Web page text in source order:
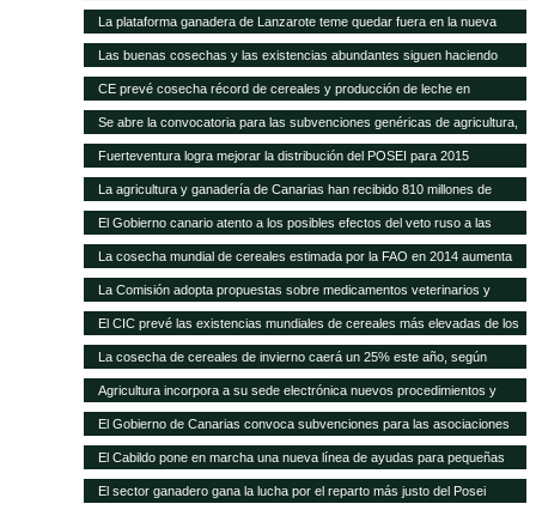
La plataforma ganadera de Lanzarote teme quedar fuera en la nueva
revisión del Posei
Las buenas cosechas y las existencias abundantes siguen haciendo
bajar los precios internacionales de los alimentos
CE prevé cosecha récord de cereales y producción de leche en
próximos meses
Se abre la convocatoria para las subvenciones genéricas de agricultura,
ganadería y pesca
Fuerteventura logra mejorar la distribución del POSEI para 2015
La agricultura y ganadería de Canarias han recibido 810 millones de
euros en ayudas del POSEI esta legislatura
El Gobierno canario atento a los posibles efectos del veto ruso a las
importaciones de la UE
La cosecha mundial de cereales estimada por la FAO en 2014 aumenta
en 14 Mt
La Comisión adopta propuestas sobre medicamentos veterinarios y
piensos medicamentosos
El CIC prevé las existencias mundiales de cereales más elevadas de los
15 años
La cosecha de cereales de invierno caerá un 25% este año, según
Agricultura
Agricultura incorpora a su sede electrónica nuevos procedimientos y
servicios on line
El Gobierno de Canarias convoca subvenciones para las asociaciones
agrarias
El Cabildo pone en marcha una nueva línea de ayudas para pequeñas
queserías con 100.000 euros
El sector ganadero gana la lucha por el reparto más justo del Posei